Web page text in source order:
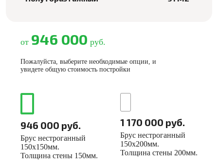
от 946 000 руб.
Пожалуйста, выберите необходимые опции, и
увидете общую стоимость постройки
946 000 руб.
Брус нестроганный
150х150мм.
Толщина стены 150мм.
1 170 000 руб.
Брус нестроганный
150х200мм.
Толщина стены 200мм.